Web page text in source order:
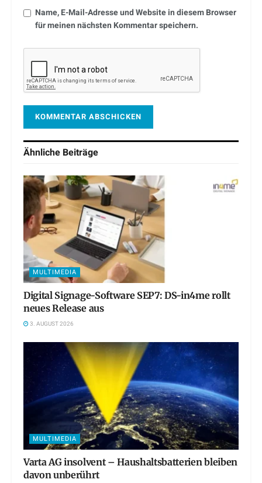
Name, E-Mail-Adresse und Website in diesem Browser
für meinen nächsten Kommentar speichern.
Ähnliche Beiträge
MULTIMEDIA
Digital Signage-Software SEP7: DS-in4me rollt
neues Release aus
3. AUGUST 2026
MULTIMEDIA
Varta AG insolvent – Haushaltsbatterien bleiben
davon unberührt